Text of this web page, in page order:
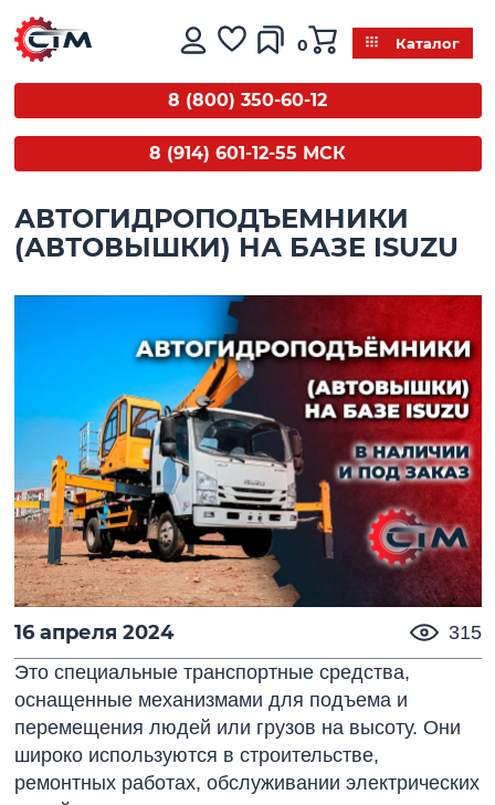
0 Каталог
8 (800) 350-60-12
8 (914) 601-12-55 МСК
АВТОГИДРОПОДЪЕМНИКИ
(АВТОВЫШКИ) НА БАЗЕ ISUZU
315
16 апреля 2024
Это специальные транспортные средства,
оснащенные механизмами для подъема и
перемещения людей или грузов на высоту. Они
широко используются в строительстве,
ремонтных работах, обслуживании электрических